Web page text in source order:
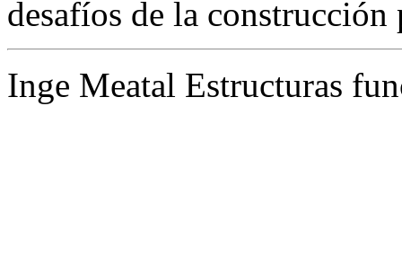
desafíos de la
Inge Meatal Estructuras